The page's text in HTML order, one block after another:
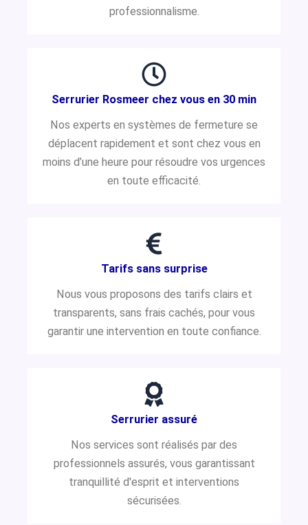
professionnalisme.
Serrurier Rosmeer chez vous en 30 min
Nos experts en systèmes de fermeture se
déplacent rapidement et sont chez vous en
moins d’une heure pour résoudre vos urgences
en toute efficacité.
Tarifs sans surprise
Nous vous proposons des tarifs clairs et
transparents, sans frais cachés, pour vous
garantir une intervention en toute confiance.
Serrurier assuré
Nos services sont réalisés par des
professionnels assurés, vous garantissant
tranquillité d'esprit et interventions
sécurisées.